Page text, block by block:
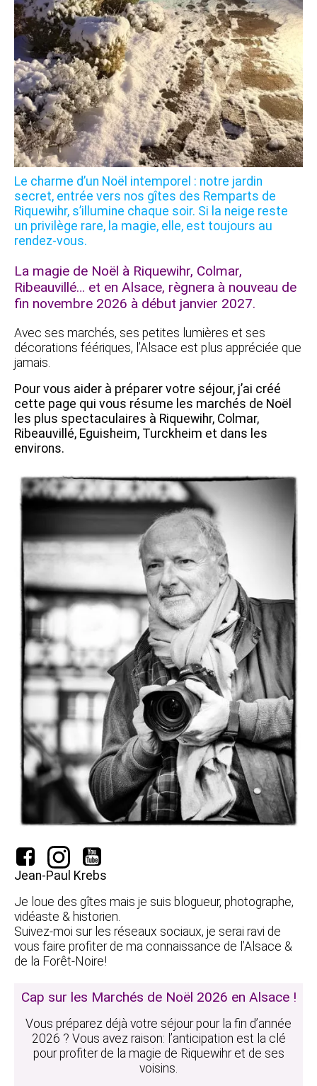
Le charme d’un Noël intemporel : notre jardin
secret, entrée vers nos gîtes des Remparts de
Riquewihr, s’illumine chaque soir. Si la neige reste
un privilège rare, la magie, elle, est toujours au
rendez-vous.
La magie de Noël à Riquewihr, Colmar,
Ribeauvillé… et en Alsace, règnera à nouveau de
fin novembre 2026 à début janvier 2027.
Avec ses marchés, ses petites lumières et ses
décorations féériques, l’Alsace est plus appréciée que
jamais.
Pour vous aider à préparer votre séjour, j’ai créé
cette page qui vous résume les marchés de Noël
les plus spectaculaires à Riquewihr, Colmar,
Ribeauvillé, Eguisheim, Turckheim et dans les
environs.
Jean-Paul Krebs
Je loue des gîtes mais je suis blogueur, photographe,
vidéaste & historien.
Suivez-moi sur les réseaux sociaux, je serai ravi de
vous faire profiter de ma connaissance de l’Alsace &
de la Forêt-Noire!
Cap sur les Marchés de Noël 2026 en Alsace !
Vous préparez déjà votre séjour pour la fin d’année
2026 ? Vous avez raison: l’anticipation est la clé
pour profiter de la magie de Riquewihr et de ses
voisins.